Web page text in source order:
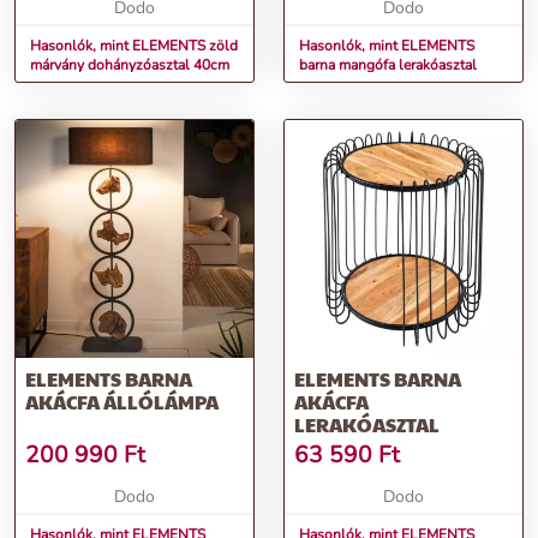
Dodo
Hasonlók, mint ELEMENTS zöld
márvány dohányzóasztal 40cm
Dodo
Hasonlók, mint ELEMENTS
barna mangófa lerakóasztal
ELEMENTS BARNA
AKÁCFA ÁLLÓLÁMPA
200 990 Ft
Dodo
ELEMENTS BARNA
AKÁCFA
LERAKÓASZTAL
63 590 Ft
Dodo